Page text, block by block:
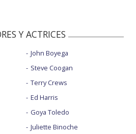
Y ACTRICES
John Boyega
Steve Coogan
Terry Crews
Ed Harris
Goya Toledo
Juliette Binoche